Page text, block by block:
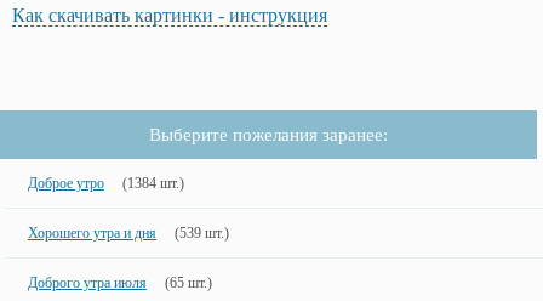
Как скачивать картинки - инструкция
Выберите пожелания заранее:
Доброе утро (1384 шт.)
Хорошего утра и дня (539 шт.)
Доброго утра июля (65 шт.)